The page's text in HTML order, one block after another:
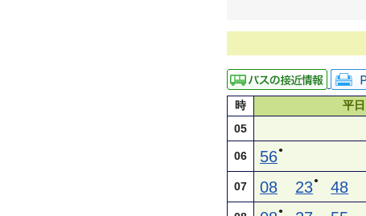
時 平日
05
06 56●
07 08 23● 48
●